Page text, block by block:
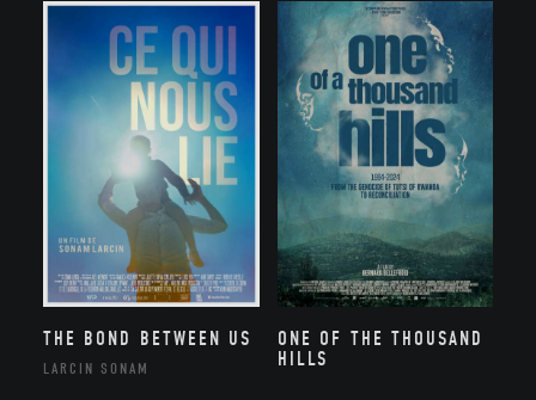
THE BOND BETWEEN US
LARCIN SONAM
ONE OF THE THOUSAND
HILLS